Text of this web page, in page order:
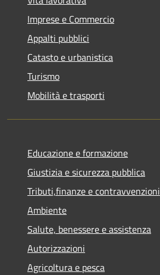
Imprese e Commercio
Appalti pubblici
Catasto e urbanistica
Turismo
Mobilità e trasporti
Educazione e formazione
Giustizia e sicurezza pubblica
Tributi,finanze e contravvenzioni
Ambiente
Salute, benessere e assistenza
Autorizzazioni
Agricoltura e pesca